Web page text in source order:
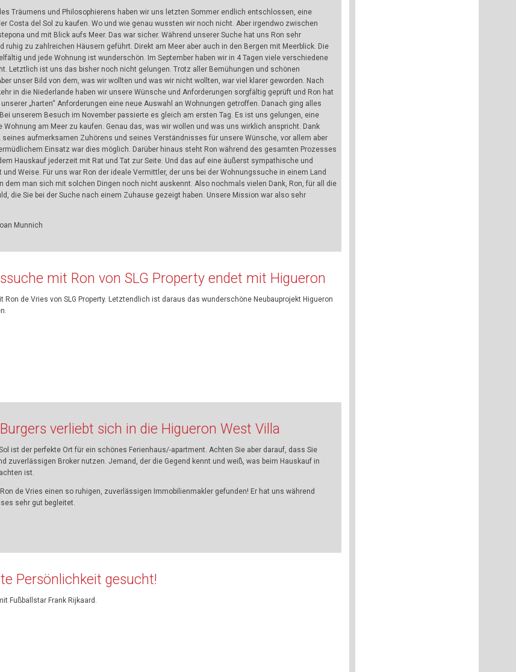
Träumens und Philosophierens haben wir uns letzten Sommer endlich entschlossen, eine
Costa del Sol zu kaufen. Wo und wie genau wussten wir noch nicht. Aber irgendwo zwischen
und mit Blick aufs Meer. Das war sicher. Während unserer Suche hat uns Ron sehr
ruhig zu zahlreichen Häusern geführt. Direkt am Meer aber auch in den Bergen mit Meerblick. Die
und jede Wohnung ist wunderschön. Im September haben wir in 4 Tagen viele verschiedene
Letztlich ist uns das bisher noch nicht gelungen. Trotz aller Bemühungen und schönen
unser Bild von dem, was wir wollten und was wir nicht wollten, war viel klarer geworden. Nach
in die Niederlande haben wir unsere Wünsche und Anforderungen sorgfältig geprüft und Ron hat
„harten“ Anforderungen eine neue Auswahl an Wohnungen getroffen. Danach ging alles
unserem Besuch im November passierte es gleich am ersten Tag. Es ist uns gelungen, eine
Wohnung am Meer zu kaufen. Genau das, was wir wollen und was uns wirklich anspricht. Dank
seines aufmerksamen Zuhörens und seines Verständnisses für unsere Wünsche, vor allem aber
Einsatz war dies möglich. Darüber hinaus steht Ron während des gesamten Prozesses
Hauskauf jederzeit mit Rat und Tat zur Seite. Und das auf eine äußerst sympathische und
und Weise. Für uns war Ron der ideale Vermittler, der uns bei der Wohnungssuche in einem Land
dem man sich mit solchen Dingen noch nicht auskennt. Also nochmals vielen Dank, Ron, für all die
die Sie bei der Suche nach einem Zuhause gezeigt haben. Unsere Mission war also sehr
Munnich
mit Ron von SLG Property endet mit Higueron
Ron de Vries von SLG Property. Letztendlich ist daraus das wunderschöne Neubauprojekt Higueron
verliebt sich in die Higueron West Villa
ist der perfekte Ort für ein schönes Ferienhaus/-apartment. Achten Sie aber darauf, dass Sie
zuverlässigen Broker nutzen. Jemand, der die Gegend kennt und weiß, was beim Hauskauf in
ist.
de Vries einen so ruhigen, zuverlässigen Immobilienmakler gefunden! Er hat uns während
sehr gut begleitet.
Persönlichkeit gesucht!
Fußballstar Frank Rijkaard.